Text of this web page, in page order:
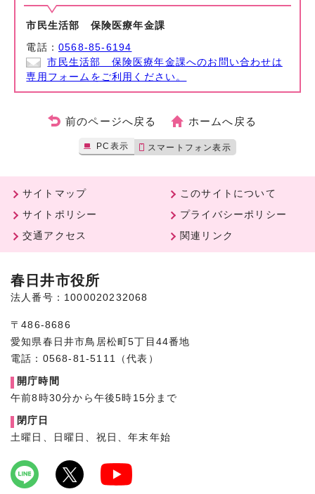
市民生活部 保険医療年金課
電話：0568-85-6194
市民生活部 保険医療年金課へのお問い合わせは
専用フォームをご利用ください。
前のページへ戻る ホームへ戻る
PC表示 スマートフォン表示
サイトマップ
このサイトについて
サイトポリシー
プライバシーポリシー
交通アクセス
関連リンク
春日井市役所
法人番号：1000020232068
〒486-8686
愛知県春日井市鳥居松町5丁目44番地
電話：0568-81-5111（代表）
開庁時間
午前8時30分から午後5時15分まで
閉庁日
土曜日、日曜日、祝日、年末年始